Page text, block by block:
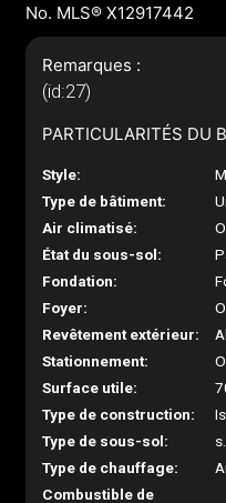
No. MLS® X12917442
Remarques :
(id:27)
PARTICULARITÉS DU
Style:
Type de bâtiment:
Air climatisé:
État du sous-sol:
Fondation:
Foyer:
Revêtement extérieur:
Stationnement:
Surface utile:
Type de construction:
Type de sous-sol:
Type de chauffage:
Combustible de